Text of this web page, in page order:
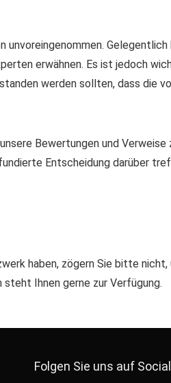
Gelegentlich
erwähnen. Es ist jedoch
werden sollten, dass die
Bewertungen und
Entscheidung darüber
haben, zögern Sie bitte nicht,
steht Ihnen gerne zur Verfügung.
Folgen Sie uns auf